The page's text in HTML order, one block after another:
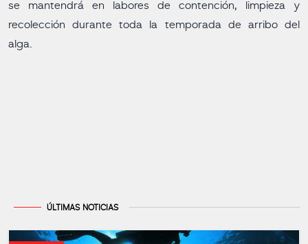
se mantendrá en labores de contención, limpieza y
recolección durante toda la temporada de arribo del
alga.
ÚLTIMAS NOTICIAS